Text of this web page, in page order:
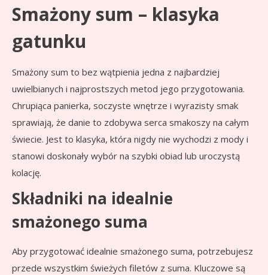
Smażony sum – klasyka
gatunku
Smażony sum to bez wątpienia jedna z najbardziej
uwielbianych i najprostszych metod jego przygotowania.
Chrupiąca panierka, soczyste wnętrze i wyrazisty smak
sprawiają, że danie to zdobywa serca smakoszy na całym
świecie. Jest to klasyka, która nigdy nie wychodzi z mody i
stanowi doskonały wybór na szybki obiad lub uroczystą
kolację.
Składniki na idealnie
smażonego suma
Aby przygotować idealnie smażonego suma, potrzebujesz
przede wszystkim świeżych filetów z suma. Kluczowe są